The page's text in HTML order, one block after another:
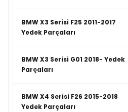
BMW X3 Serisi F25 2011-2017
Yedek Parçaları
BMW X3 Serisi G01 2018- Yedek
Parçaları
BMW X4 Serisi F26 2015-2018
Yedek Parçaları